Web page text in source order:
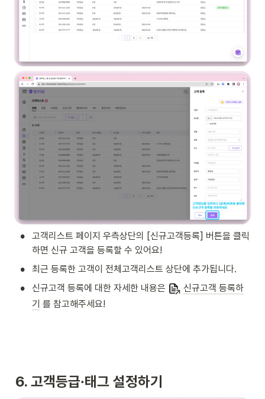
•
고객리스트 페이지 우측상단의 [신규고객등록] 버튼을 클릭
하면 신규 고객을 등록할 수 있어요!
• 최근 등록한 고객이 전체고객리스트 상단에 추가됩니다.
• 신규고객 등록에 대한 자세한 내용은
신규고객 등록하
기 를 참고해주세요!
6. 고객등급∙태그 설정하기